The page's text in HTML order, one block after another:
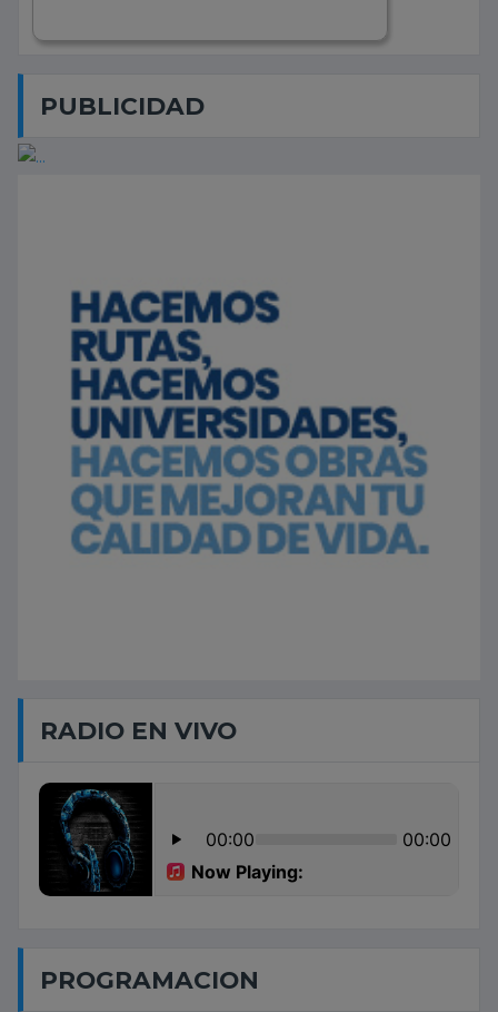
PUBLICIDAD
RADIO EN VIVO
PROGRAMACION